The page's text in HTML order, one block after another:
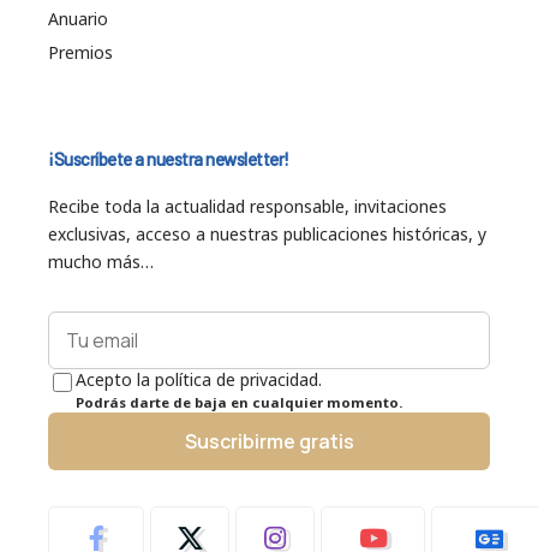
Anuario
Premios
¡Suscríbete a nuestra newsletter!
Recibe toda la actualidad responsable, invitaciones
exclusivas, acceso a nuestras publicaciones históricas, y
mucho más…
Acepto la política de privacidad.
Podrás darte de baja en cualquier momento.
Suscribirme gratis